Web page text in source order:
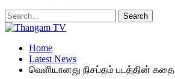
Home
Latest News
வெளியானது நிசப்தம் படத்தின் கதை